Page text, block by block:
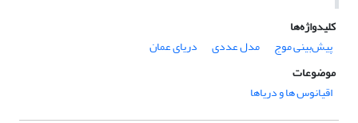
کلیدواژه‌ها
پیش‌بینی موج
مدل عددی
دریای عمان
موضوعات
اقیانوس ها و دریاها